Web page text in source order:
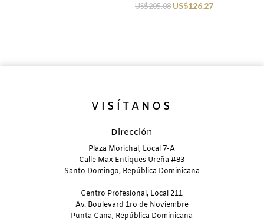
US$205.08 US$126.27
VISÍTANOS
Dirección
Plaza Morichal, Local 7-A
Calle Max Entiques Ureña #83
Santo Domingo, República Dominicana
Centro Profesional, Local 211
Av. Boulevard 1ro de Noviembre
Punta Cana, República Dominicana